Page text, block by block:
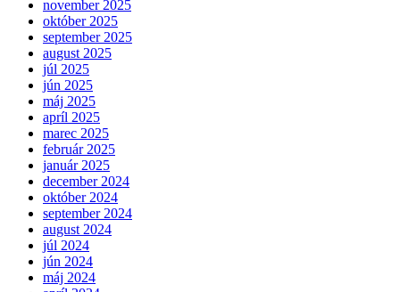
november 2025
október 2025
september 2025
august 2025
júl 2025
jún 2025
máj 2025
apríl 2025
marec 2025
február 2025
január 2025
december 2024
október 2024
september 2024
august 2024
júl 2024
jún 2024
máj 2024